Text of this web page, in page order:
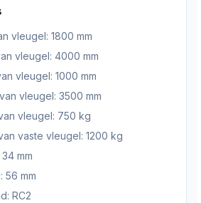
vleugel: 1800 mm
vleugel: 4000 mm
vleugel: 1000 mm
vleugel: 3500 mm
vleugel: 750 kg
vaste vleugel: 1200 kg
34 mm
56 mm
RC2